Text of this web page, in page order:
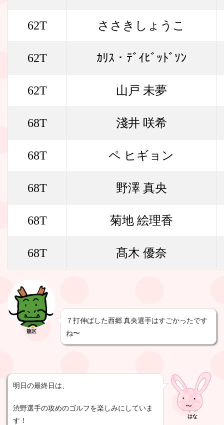
62T ささきしょうこ
62T ｶﾘｽ・ﾃﾞｲﾋﾞｯﾄﾞｿﾝ
62T 山戸 未夢
68T 淺井 咲希
68T ペ ヒギョン
68T 野澤 真央
68T 菊地 絵理香
68T 髙木 優奈
龍区
７打伸ばした西郷 真央選手はすごかったです
ね〜
明日の最終日は、
渋野選手の攻めのゴルフを楽しみにしていま
す！
はな